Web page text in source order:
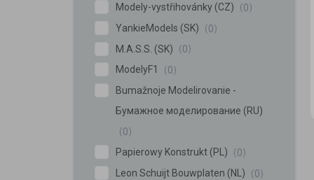
Modely-vystřihovánky (CZ)
0
YankieModels (SK)
0
M.A.S.S. (SK)
0
ModelyF1
0
Bumažnoje Modelirovanie -
Бумажное моделирование (RU)
0
Papierowy Konstrukt (PL)
0
Leon Schuijt Bouwplaten (NL)
0